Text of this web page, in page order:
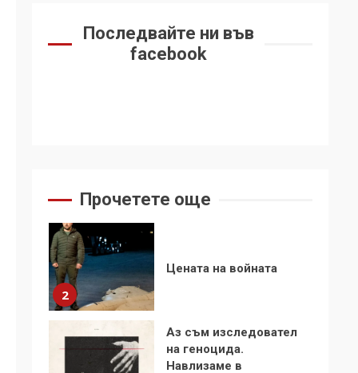
Последвайте ни във
facebook
Прочетете още
Удължаването на
1
стъпки от 1972 г.
2
Цената на войната
Аз съм изследовател
на геноцида.
Навлизаме в